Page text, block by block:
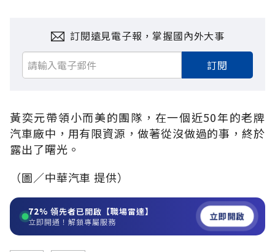
訂閱遠見電子報，掌握國內外大事
訂閱
黃奕元帶領小而美的團隊，在一個近50年的老牌
汽車廠中，用有限資源，做著從沒做過的事，終於
露出了曙光。
（圖／中華汽車 提供）
72% 領先者已開啟【職場雷達】
立即開通！解鎖專屬服務 立即開啟